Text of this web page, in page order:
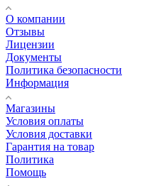
О компании
Отзывы
Лицензии
Документы
Политика безопасности
Информация
Магазины
Условия оплаты
Условия доставки
Гарантия на товар
Политика
Помощь